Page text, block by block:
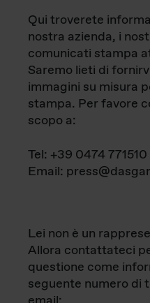
Qui troverete
nostra azienda, i
comunicati stampa
Saremo lieti di
immagini su misura
stampa. Per favore
scopo a:
Tel: +39 0474 771510
Email:
Lei non è un
Allora contattateci
questione come
seguente numero di